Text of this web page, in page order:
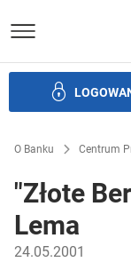
O Banku Centrum
"Złote
Lema
24.05.2001